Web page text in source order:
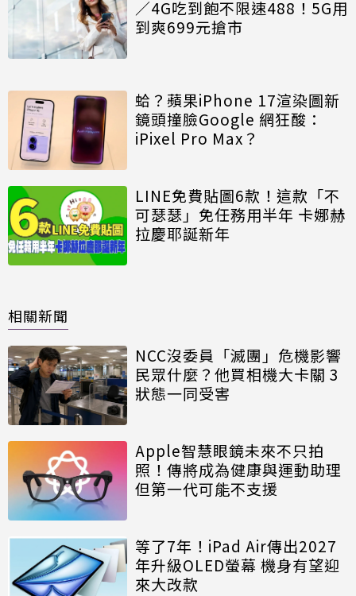
／4G吃到飽不限速488！5G用
到爽699元搶市
蛤？蘋果iPhone 17渲染圖新
鏡頭撞臉Google 網狂酸：
iPixel Pro Max？
LINE免費貼圖6款！這款「不
可瑟瑟」免任務用半年 卡娜赫
拉慶耶誕新年
相關新聞
NCC沒委員「滅團」危機影響
民眾什麼？他買相機大卡關 3
狀態一同受害
Apple智慧眼鏡未來不只拍
照！傳將成為健康與運動助理
但第一代可能不支援
等了7年！iPad Air傳出2027
年升級OLED螢幕 機身有望迎
來大改款